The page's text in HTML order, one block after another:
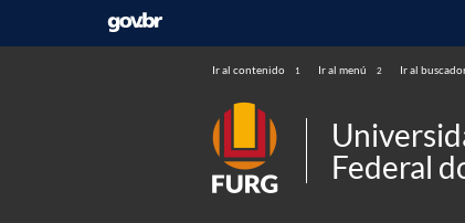
Ir al contenido 1 Ir al menú 2 Ir al
Federal